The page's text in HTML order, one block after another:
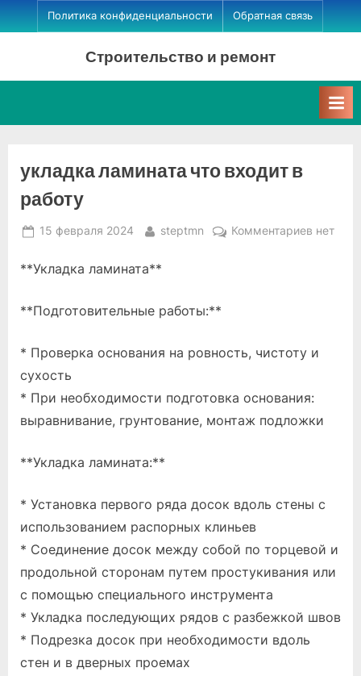
Skip
to
Политика конфиденциальности Обратная связь
Строительство и ремонт
укладка ламината что входит в
работу
Posted
15 февраля 2024 By
steptmn Комментариевк
работу
нет
**Укладка ламината**
**Подготовительные работы:**
* Проверка основания на ровность, чистоту и
сухость
* При необходимости подготовка основания:
выравнивание, грунтование, монтаж подложки
**Укладка ламината:**
* Установка первого ряда досок вдоль стены с
использованием распорных клиньев
* Соединение досок между собой по торцевой и
продольной сторонам путем простукивания или
с помощью специального инструмента
* Укладка последующих рядов с разбежкой швов
* Подрезка досок при необходимости вдоль
стен и в дверных проемах